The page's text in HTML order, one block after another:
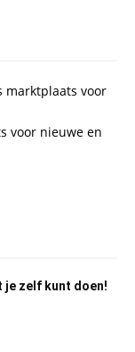
marktplaats voor
voor nieuwe en
je zelf kunt doen!